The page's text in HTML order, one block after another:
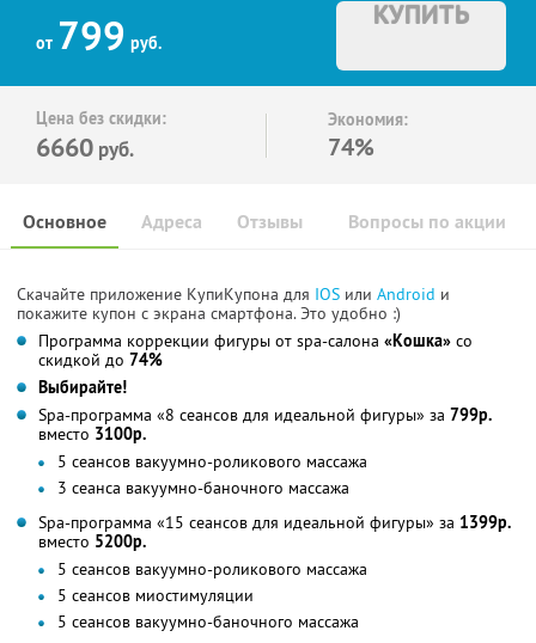
от 799 руб.
КУПИТЬ
Цена без скидки:
6660 руб.
Экономия:
74%
Основное Отзывы Вопросы по акции
Адреса
Скачайте приложение КупиКупона для IOS или Android и
покажите купон с экрана смартфона. Это удобно :)
Программа коррекции фигуры от spa-салона «Кошка» со
скидкой до 74%
Выбирайте!
Spa-программа «8 сеансов для идеальной фигуры» за 799р.
вместо 3100р.
5 сеансов вакуумно-роликового массажа
3 сеанса вакуумно-баночного массажа
Spa-программа «15 сеансов для идеальной фигуры» за 1399р.
вместо 5200р.
5 сеансов вакуумно-роликового массажа
5 сеансов миостимуляции
5 сеансов вакуумно-баночного массажа